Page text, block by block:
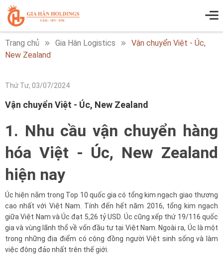
Trang chủ Gia Hân Logistics
Vận chuyển Việt - Úc,
New Zealand
Thứ Tư, 03/07/2024
Vận chuyển Việt - Úc, New Zealand
1. Nhu cầu vận chuyển hàng
hóa Việt - Úc, New Zealand
hiện nay
Úc hiện nằm trong Top 10 quốc gia có tổng kim ngạch giao thương
cao nhất với Việt Nam. Tính đến hết năm 2016, tổng kim ngạch
giữa Việt Nam và Úc đạt 5,26 tỷ USD. Úc cũng xếp thứ 19/116 quốc
gia và vùng lãnh thổ về vốn đầu tư tại Việt Nam. Ngoài ra, Úc là một
trong những địa điểm có cộng đồng người Việt sinh sống và làm
việc đông đảo nhất trên thế giới.